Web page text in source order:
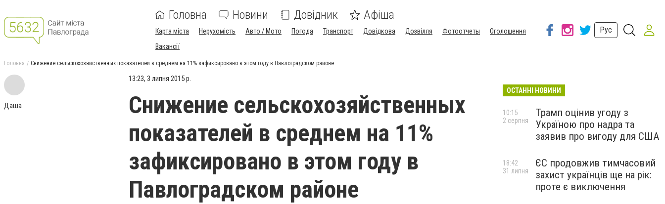
Головна Новини Довідник Афіша
Карта міста Нерухомість Авто / Мото Погода Транспорт Довідкова Дозвілля Фотоотчеты
Оголошення
Вакансії
Рус
Головна Снижение сельскохозяйственных показателей в среднем на 11% зафиксировано в этом году в Павлоградском районе
Даша
13:23, 3 липня 2015 р.
Снижение сельскохозяйственных
показателей в среднем на 11%
зафиксировано в этом году в
Павлоградском районе
ОСТАННІ НОВИНИ
Трамп оцінив угоду з
Україною про надра та
заявив про вигоду для США
10:15
2 серпня
ЄС продовжив тимчасовий
захист українців ще на рік:
проте є виключення
18:42
31 липня